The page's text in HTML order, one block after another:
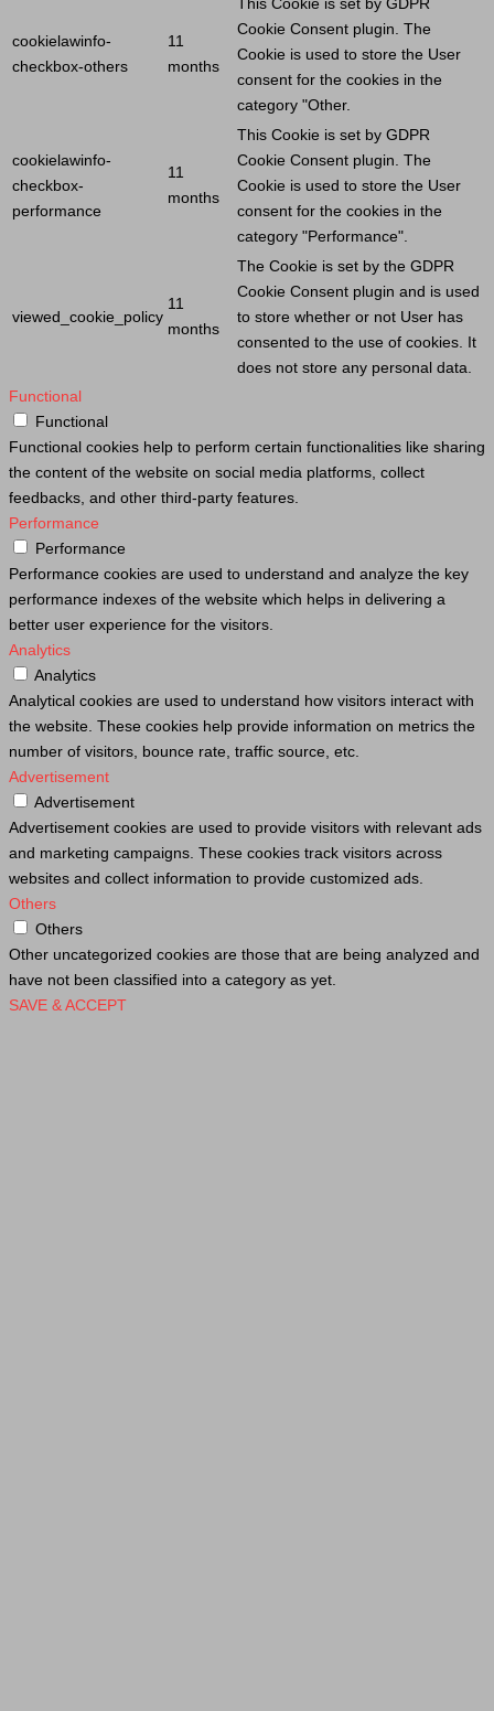
cookielawinfo-
checkbox-others
11
months
Cookie Consent plugin. The
Cookie is used to store the User
consent for the cookies in the
category "Other.
cookielawinfo-
checkbox-
performance
11
months
This Cookie is set by GDPR
Cookie Consent plugin. The
Cookie is used to store the User
consent for the cookies in the
category "Performance".
viewed_cookie_policy
11
months
The Cookie is set by the GDPR
Cookie Consent plugin and is used
to store whether or not User has
consented to the use of cookies. It
does not store any personal data.
Functional
Functional
Functional cookies help to perform certain functionalities like sharing
the content of the website on social media platforms, collect
feedbacks, and other third-party features.
Performance
Performance
Performance cookies are used to understand and analyze the key
performance indexes of the website which helps in delivering a
better user experience for the visitors.
Analytics
Analytics
Analytical cookies are used to understand how visitors interact with
the website. These cookies help provide information on metrics the
number of visitors, bounce rate, traffic source, etc.
Advertisement
Advertisement
Advertisement cookies are used to provide visitors with relevant ads
and marketing campaigns. These cookies track visitors across
websites and collect information to provide customized ads.
Others
Others
Other uncategorized cookies are those that are being analyzed and
have not been classified into a category as yet.
SAVE & ACCEPT